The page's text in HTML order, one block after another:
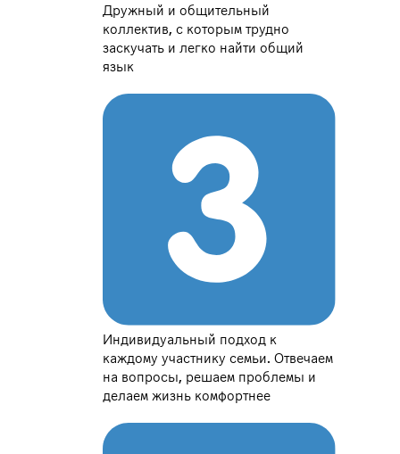
Дружный и общительный
коллектив, с которым трудно
заскучать и легко найти общий
язык
Индивидуальный подход к
каждому участнику семьи. Отвечаем
на вопросы, решаем проблемы и
делаем жизнь комфортнее